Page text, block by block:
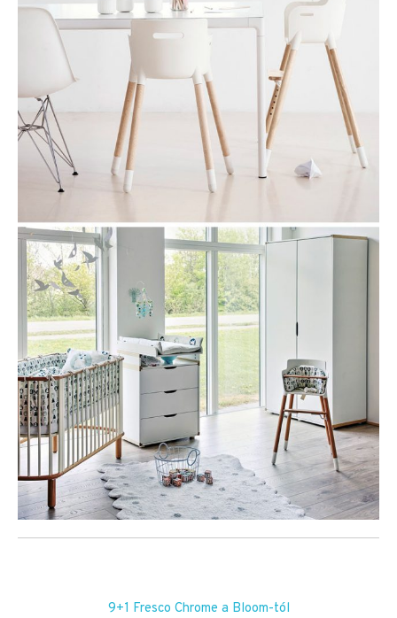
9+1 Fresco Chrome a Bloom-tól